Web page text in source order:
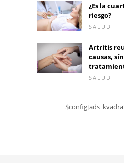
¿Es la
riesgo?
SALUD
Artritis
causas,
SALUD